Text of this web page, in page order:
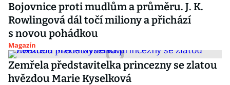
Bojovnice proti mudlům a průměru. J. K.
Rowlingová dál točí miliony a přichází
s novou pohádkou
Magazín
Zemřela představitelka princezny se zlatou
hvězdou Marie Kyselková